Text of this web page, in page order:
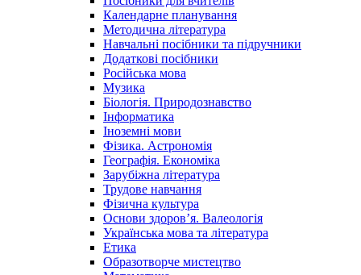
Календарне планування
Методична література
Навчальні посібники та підручники
Додаткові посібники
Російська мова
Музика
Біологія. Природознавство
Інформатика
Іноземні мови
Фізика. Астрономія
Географія. Економіка
Зарубіжна література
Трудове навчання
Фізична культура
Основи здоров’я. Валеологія
Українська мова та література
Етика
Образотворче мистецтво